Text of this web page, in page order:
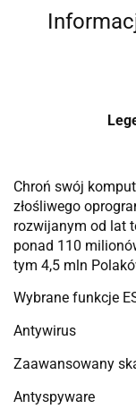
Chroń swój
złośliwego
rozwijanym od lat
ponad 110
tym 4,5 mln
Wybrane funkcje
Antywirus
Zaawansowany
Antyspyware